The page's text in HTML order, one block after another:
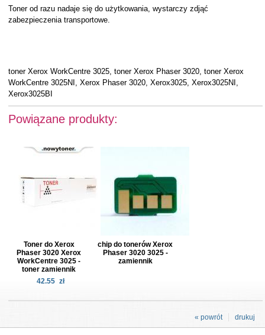
Toner od razu nadaje się do użytkowania, wystarczy zdjąć
zabezpieczenia transportowe.
toner Xerox WorkCentre 3025, toner Xerox Phaser 3020, toner Xerox
WorkCentre 3025NI, Xerox Phaser 3020, Xerox3025, Xerox3025NI,
Xerox3025BI
Powiązane produkty:
Toner do Xerox
Phaser 3020 Xerox
WorkCentre 3025 -
toner zamiennik
42.55 zł
chip do tonerów Xerox
Phaser 3020 3025 -
zamiennik
drukuj
« powrót